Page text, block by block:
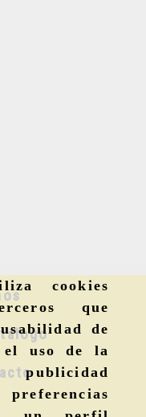
cookies
que
de
el uso de la